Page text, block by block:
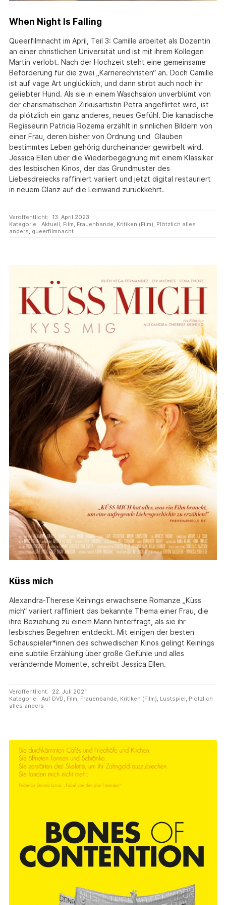
When Night Is Falling
Queerfilmnacht im April, Teil 3: Camille arbeitet als Dozentin
an einer christlichen Universität und ist mit ihrem Kollegen
Martin verlobt. Nach der Hochzeit steht eine gemeinsame
Beförderung für die zwei „Karrierechristen“ an. Doch Camille
ist auf vage Art unglücklich, und dann stirbt auch noch ihr
geliebter Hund. Als sie in einem Waschsalon unverblümt von
der charismatischen Zirkusartistin Petra angeflirtet wird, ist
da plötzlich ein ganz anderes, neues Gefühl. Die kanadische
Regisseurin Patricia Rozema erzählt in sinnlichen Bildern von
einer Frau, deren bisher von Ordnung und Glauben
bestimmtes Leben gehörig durcheinander gewirbelt wird.
Jessica Ellen über die Wiederbegegnung mit einem Klassiker
des lesbischen Kinos, der das Grundmuster des
Liebesdreiecks raffiniert variiert und jetzt digital restauriert
in neuem Glanz auf die Leinwand zurückkehrt.
Veröffentlicht:
13. April 2023
Kategorie: Aktuell, Film, Frauenbande, Kritiken (Film), Plötzlich alles
anders, queerfilmnacht
Küss mich
Alexandra-Therese Keinings erwachsene Romanze „Küss
mich“ variiert raffiniert das bekannte Thema einer Frau, die
ihre Beziehung zu einem Mann hinterfragt, als sie ihr
lesbisches Begehren entdeckt. Mit einigen der besten
Schauspieler*innen des schwedischen Kinos gelingt Keinings
eine subtile Erzählung über große Gefühle und alles
verändernde Momente, schreibt Jessica Ellen.
Veröffentlicht:
22. Juli 2021
Kategorie: Auf DVD, Film, Frauenbande, Kritiken (Film), Lustspiel, Plötzlich
alles anders